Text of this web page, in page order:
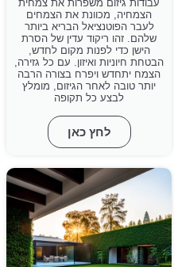
עבודות גיזום משפרות את צמחית
הצמחיה, מכוונת את הצמחים
לעבר הפוטנציאל הבריא ביותר
שלהם. זהו ריקוד עדין של הסרת
הישן כדי לפנות מקום לחדש,
הבטחת חיוניות ואיזון. עם כל גזירה,
הצמח יתחדש ויפרח בצורה הרבה
יותר טובה לאחר הגיזום, מומלץ
לבצע כל תקופה
לחץ כאן